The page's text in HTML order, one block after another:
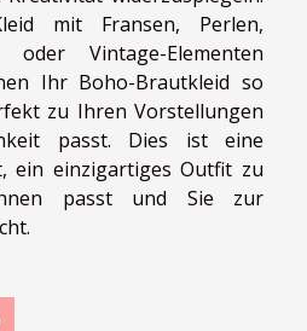
mit Fransen, Perlen,
Vintage-Elementen
Ihr Boho-Brautkleid so
zu Ihren Vorstellungen
passt. Dies ist eine
ein einzigartiges Outfit zu
passt und Sie zur